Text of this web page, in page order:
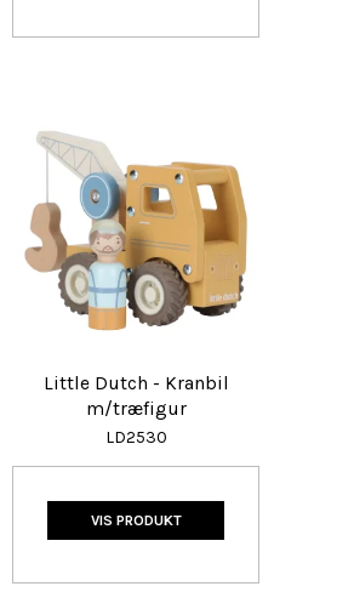
Little Dutch - Kranbil
m/træfigur
LD2530
VIS PRODUKT